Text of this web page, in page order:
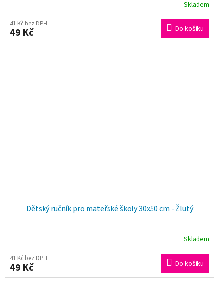
Skladem
41 Kč bez DPH
49 Kč Do košíku
Dětský ručník pro mateřské školy 30x50 cm - Žlutý
Skladem
41 Kč bez DPH
49 Kč Do košíku